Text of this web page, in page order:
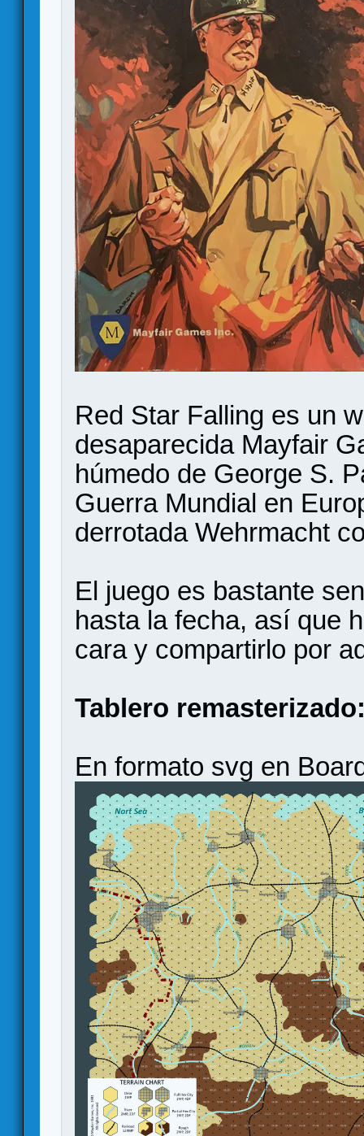
Red Star Falling es un
desaparecida Mayfair
húmedo de George S.
Guerra Mundial en
derrotada Wehrmacht
El juego es bastante
hasta la fecha, así que
cara y compartirlo por
Tablero
En formato svg en